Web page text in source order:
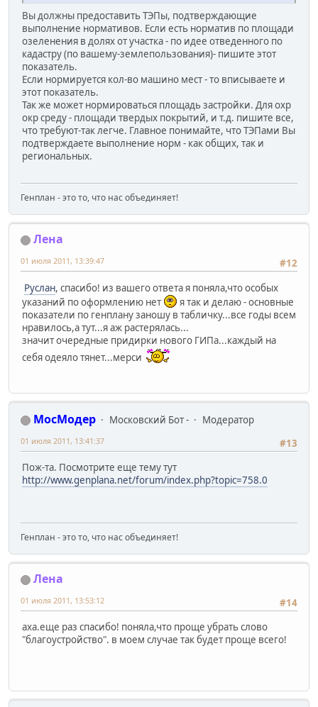
Вы должны предоставить ТЭПы, подтверждающие
выполнение нормативов. Если есть норматив по площади
озеленения в долях от участка - по идее отведенного по
кадастру (по вашему-землепользования)- пишите этот
показатель.
Если нормируется кол-во машино мест - то вписываете и
этот показатель.
Так же может нормироваться площадь застройки. Для охр
окр среду - площади твердых покрытий, и т.д. пишите все,
что требуют-так легче. Главное понимайте, что ТЭПами Вы
подтверждаете выполнение норм - как общих, так и
региональных.
Генплан - это то, что нас объединяет!
Лена
#12
01 июля 2011, 13:39:47
Руслан, спасибо! из вашего ответа я поняла,что особых
указаний по оформлению нет
я так и делаю - основные
показатели по генплану заношу в табличку...все годы всем
нравилось,а тут...я аж растерялась...
значит очередные придирки нового ГИПа...каждый на
себя одеяло тянет...мерси
МосМодер Московский Бот -
Модератор
#13
01 июля 2011, 13:41:37
Пож-та. Посмотрите еще тему тут
http://www.genplana.net/forum/index.php?topic=758.0
Генплан - это то, что нас объединяет!
Лена
#14
01 июля 2011, 13:53:12
аха.еще раз спасибо! поняла,что проще убрать слово
"благоустройство". в моем случае так будет проще всего!